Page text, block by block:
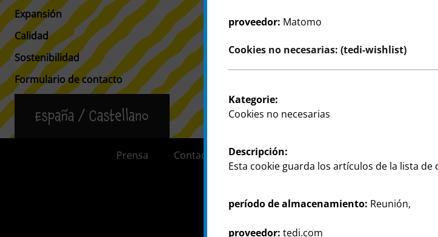
Expansión
Calidad
Sostenibilidad
Formulario de contacto
España / Castellano
Prensa Contacto Información al cliente
proveedor: Matomo
Cookies no necesarias: (tedi-wishlist)
Kategorie:
Cookies no necesarias
Descripción:
Esta cookie guarda los artículos de la lista de
período de almacenamiento: Reunión,
proveedor: tedi.com